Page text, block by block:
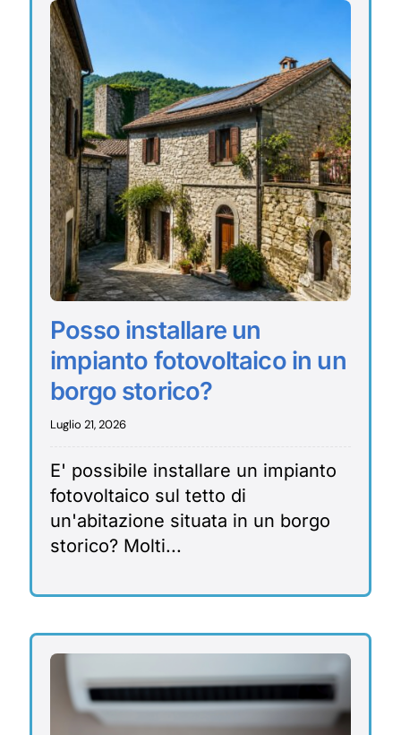
Posso installare un
impianto fotovoltaico in un
borgo storico?
Luglio 21, 2026
E' possibile installare un impianto
fotovoltaico sul tetto di
un'abitazione situata in un borgo
storico? Molti...